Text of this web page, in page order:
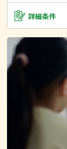
詳細条件